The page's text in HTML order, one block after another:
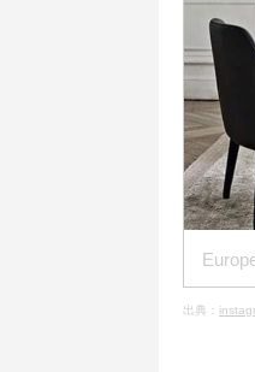
出典：